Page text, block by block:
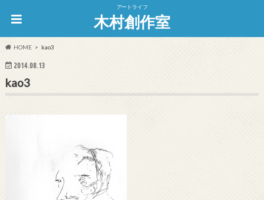
アートライフ
木村創作室
HOME kao3
2014.08.13
kao3